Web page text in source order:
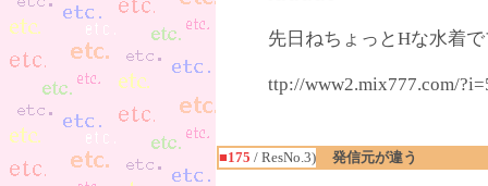
先日ねちょっとHな水着
ttp://www2.mix777.com/
■175 / ResNo.3) 発信元が違う